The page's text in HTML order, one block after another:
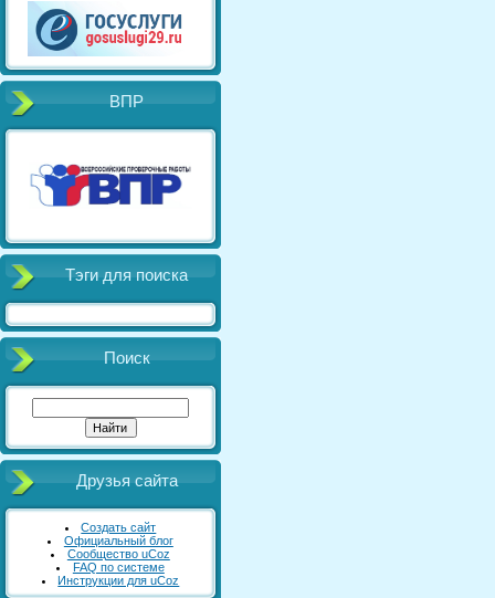
ВПР
Тэги для поиска
Поиск
Друзья сайта
Создать сайт
Официальный блог
Сообщество uCoz
FAQ по системе
Инструкции для uCoz